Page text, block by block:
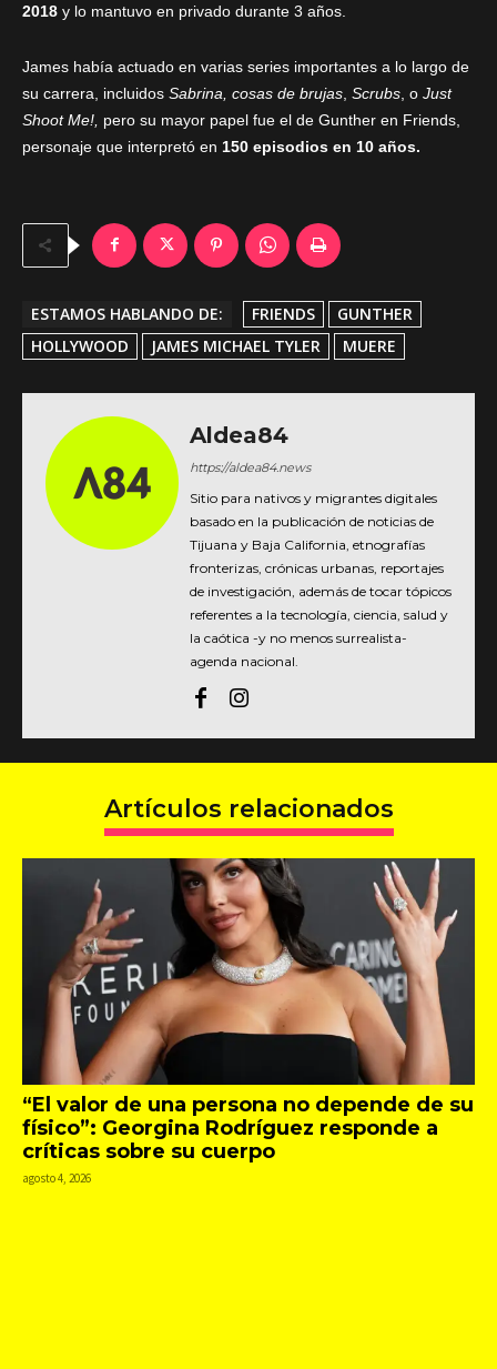
2018 y lo mantuvo en privado durante 3 años.
James había actuado en varias series importantes a lo largo de
su carrera, incluidos Sabrina, cosas de brujas Scrubs , o Just
Shoot Me!, pero su mayor papel fue el de Gunther en Friends,
personaje que interpretó en 150 episodios en 10 años.
ESTAMOS HABLANDO DE: FRIENDS
GUNTHER
HOLLYWOOD
JAMES MICHAEL TYLER MUERE
Aldea84
https://aldea84.news
Sitio para nativos y migrantes digitales
basado en la publicación de noticias de
Tijuana y Baja California, etnografías
fronterizas, crónicas urbanas, reportajes
de investigación, además de tocar tópicos
referentes a la tecnología, ciencia, salud y
la caótica -y no menos surrealista-
agenda nacional.
Artículos relacionados
“El valor de una persona no depende de su
físico”: Georgina Rodríguez responde a
críticas sobre su cuerpo
agosto 4, 2026